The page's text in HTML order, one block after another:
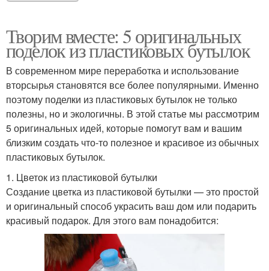
Творим вместе: 5 оригинальных
поделок из пластиковых бутылок
В современном мире переработка и использование
вторсырья становятся все более популярными. Именно
поэтому поделки из пластиковых бутылок не только
полезны, но и экологичны. В этой статье мы рассмотрим
5 оригинальных идей, которые помогут вам и вашим
близким создать что-то полезное и красивое из обычных
пластиковых бутылок.
1. Цветок из пластиковой бутылки
Создание цветка из пластиковой бутылки — это простой
и оригинальный способ украсить ваш дом или подарить
красивый подарок. Для этого вам понадобится: